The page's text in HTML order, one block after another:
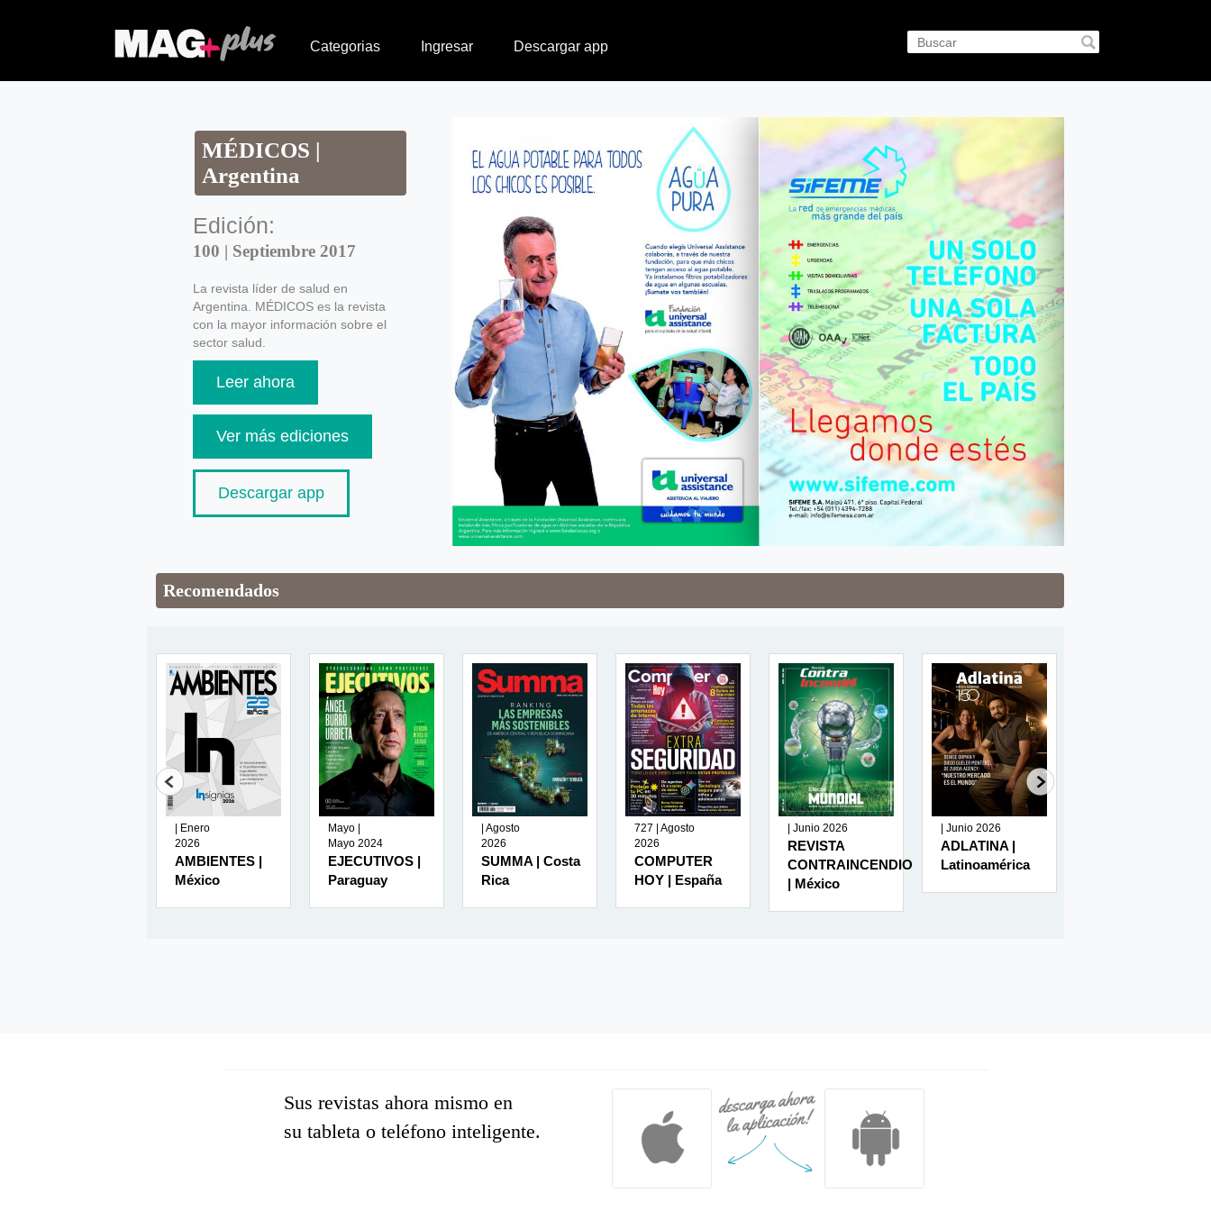
Categorias Ingresar Descargar app
MÉDICOS |
Argentina
Edición:
100 | Septiembre 2017
La revista líder de salud en
Argentina. MÉDICOS es la revista
con la mayor información sobre el
sector salud.
Leer ahora
Ver más ediciones
Descargar app
Recomendados
| Enero
2026
AMBIENTES |
México
Mayo |
Mayo 2024
EJECUTIVOS |
Paraguay
| Agosto
2026
SUMMA | Costa
Rica
727 | Agosto
2026
COMPUTER
HOY | España
| Junio 2026
REVISTA
CONTRAINCENDIO
| México
| Junio 2026
ADLATINA |
Latinoamérica
Sus revistas ahora mismo en
su tableta o teléfono inteligente.